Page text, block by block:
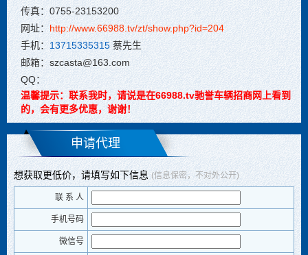
传真：0755-23153200
网址： http://www.66988.tv/zt/show.php?id=204
手机：13715335315 蔡先生
邮箱：szcasta@163.com
QQ：
温馨提示：联系我时，请说是在66988.tv驰誉车辆招商网上看到
的，会有更多优惠，谢谢！
申请代理
想获取更低价，请填写如下信息(信息保密，不对外公开)
联 系 人
手机号码
微信号